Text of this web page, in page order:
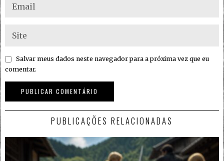
Salvar meus dados neste navegador para a próxima vez que eu
comentar.
PUBLICAÇÕES RELACIONADAS